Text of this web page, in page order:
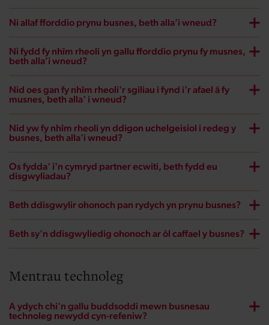
Ni allaf fforddio prynu busnes, beth alla’i wneud?
Ni fydd fy nhîm rheoli yn gallu fforddio prynu fy musnes,
beth alla’i wneud?
Nid oes gan fy nhîm rheoli'r sgiliau i fynd i'r afael â fy
musnes, beth alla' i wneud?
Nid yw fy nhîm rheoli yn ddigon uchelgeisiol i redeg y
busnes, beth alla'i wneud?
Os fydda' i'n cymryd partner ecwiti, beth fydd eu
disgwyliadau?
Beth ddisgwylir ohonoch pan rydych yn prynu busnes?
Beth sy'n ddisgwyliedig ohonoch ar ôl caffael y busnes?
Mentrau technoleg
A ydych chi'n gallu buddsoddi mewn busnesau
technoleg newydd cyn-refeniw?